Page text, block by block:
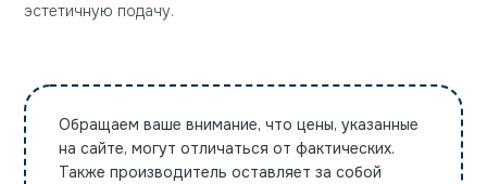
эстетичную подачу.
Обращаем ваше внимание, что цены, указанные
на сайте, могут отличаться от фактических.
Также производитель оставляет за собой